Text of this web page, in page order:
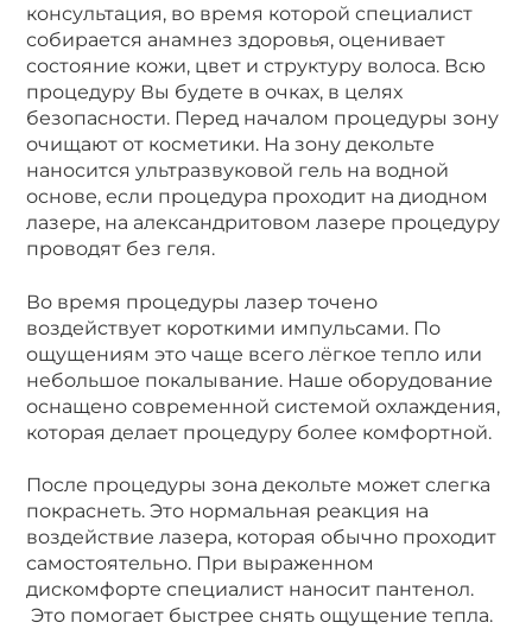
консультация, во время которой специалист
собирается анамнез здоровья, оценивает
состояние кожи, цвет и структуру волоса. Всю
процедуру Вы будете в очках, в целях
безопасности. Перед началом процедуры зону
очищают от косметики. На зону декольте
наносится ультразвуковой гель на водной
основе, если процедура проходит на диодном
лазере, на александритовом лазере процедуру
проводят без геля.
Во время процедуры лазер точено
воздействует короткими импульсами. По
ощущениям это чаще всего лёгкое тепло или
небольшое покалывание. Наше оборудование
оснащено современной системой охлаждения,
которая делает процедуру более комфортной.
После процедуры зона декольте может слегка
покраснеть. Это нормальная реакция на
воздействие лазера, которая обычно проходит
самостоятельно. При выраженном
дискомфорте специалист наносит пантенол.
Это помогает быстрее снять ощущение тепла.